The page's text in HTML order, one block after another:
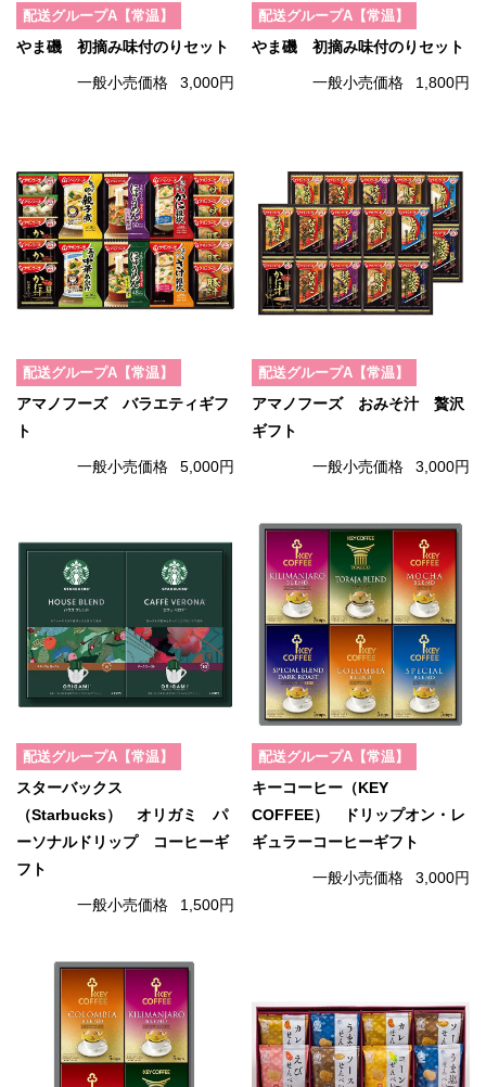
配送グループA【常温】
やま磯 初摘み味付のりセット
一般小売価格 3,000円
配送グループA【常温】
やま磯 初摘み味付のりセット
一般小売価格 1,800円
配送グループA【常温】
アマノフーズ バラエティギフ
ト
一般小売価格 5,000円
配送グループA【常温】
アマノフーズ おみそ汁 贅沢
ギフト
一般小売価格 3,000円
配送グループA【常温】
スターバックス
（Starbucks） オリガミ パ
ーソナルドリップ コーヒーギ
フト
一般小売価格 1,500円
配送グループA【常温】
キーコーヒー（KEY
COFFEE） ドリップオン・レ
ギュラーコーヒーギフト
一般小売価格 3,000円